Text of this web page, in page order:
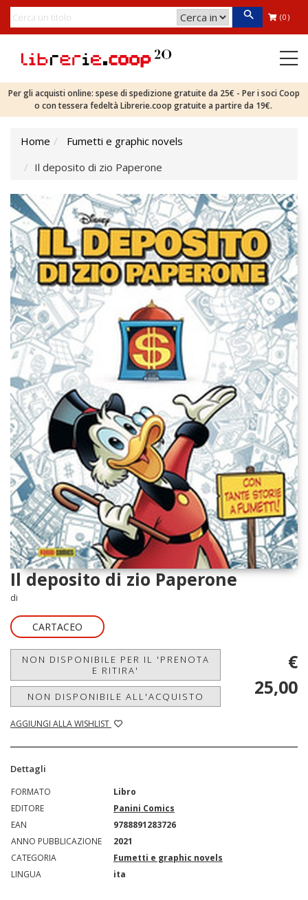
(0)
Per gli acquisti online: spese di spedizione gratuite da 25€ - Per i soci Coop
o con tessera fedeltà Librerie.coop gratuite a partire da 19€.
Home
Fumetti e graphic novels
Il deposito di zio Paperone
Il deposito di zio Paperone
di
CARTACEO
NON DISPONIBILE PER IL 'PRENOTA
E RITIRA'
NON DISPONIBILE ALL'ACQUISTO
AGGIUNGI ALLA WISHLIST
€
25,00
Dettagli
FORMATO
Libro
EDITORE
Panini Comics
EAN
9788891283726
ANNO PUBBLICAZIONE
2021
CATEGORIA
Fumetti e graphic novels
LINGUA
ita